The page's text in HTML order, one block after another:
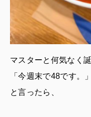
マスターと何気なく
「今週末で48です。」
と言ったら、